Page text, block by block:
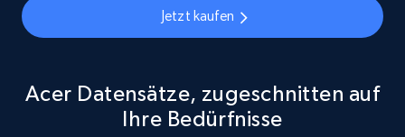
URL, Product id, Title, Original price, Final price,
Discount rate, Currency, Description, and more.
Jetzt kaufen
Acer Datensätze, zugeschnitten auf
Ihre Bedürfnisse